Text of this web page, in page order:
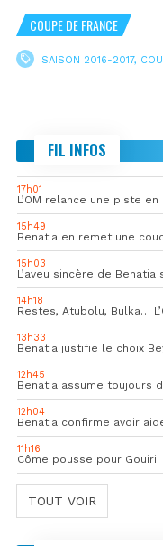
COUPE DE FRANCE
SAISON 2016-2017,
FIL INFOS
17h01
L’OM relance une piste
15h49
Benatia en remet une
15h03
L’aveu sincère de
14h18
13h33
Benatia justifie le choix
12h45
Benatia assume toujours
12h04
Benatia confirme avoir
11h16
Côme pousse pour Gouiri
TOUT VOIR